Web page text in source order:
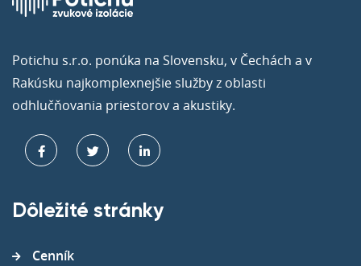
Potichu s.r.o. ponúka na Slovensku, v Čechách a v
Rakúsku najkomplexnejšie služby z oblasti
odhlučňovania priestorov a akustiky.
Dôležité stránky
Cenník